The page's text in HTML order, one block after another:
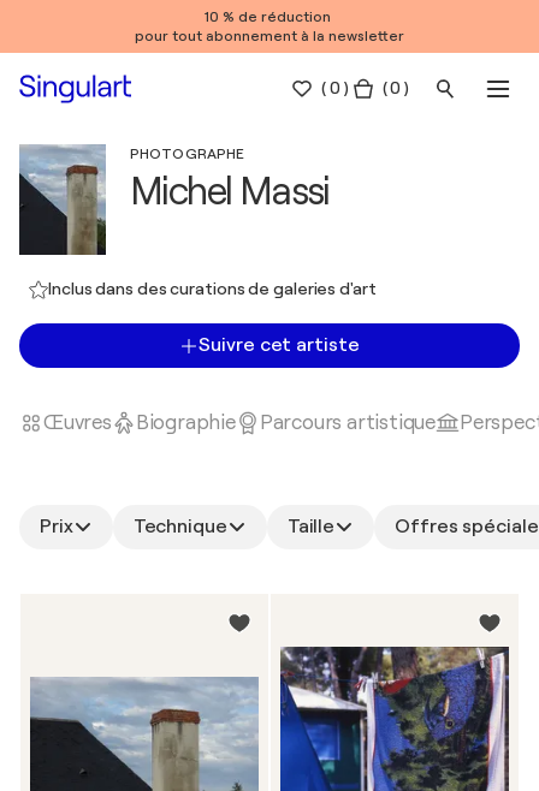
10 % de réduction
pour tout abonnement à la newsletter
(0 ) ( 0 )
PHOTOGRAPHE
Michel Massi
Inclus dans des curations de galeries d'art
Suivre cet artiste
Œuvres Biographie Parcours artistique
Prix Technique Taille Offres